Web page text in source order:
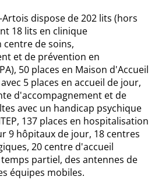
Artois dispose de 202 lits (hors
18 lits en clinique
de soins,
et de prévention en
50 places en Maison d'Accueil
5 places en accueil de jour,
d'accompagnement et de
avec un handicap psychique
137 places en hospitalisation
9 hôpitaux de jour, 18 centres
20 centre d'accueil
partiel, des antennes de
équipes mobiles.